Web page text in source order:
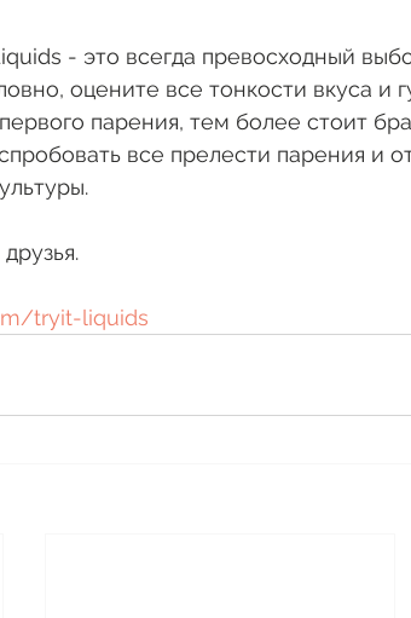
- это всегда превосходный
оцените все тонкости вкуса и
парения, тем более стоит
все прелести парения и
tryit-liquids